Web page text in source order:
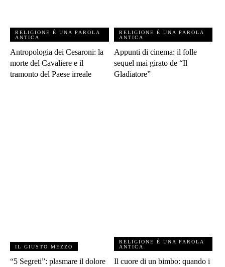
RELIGIONE È UNA PAROLA
ANTICA
Antropologia dei Cesaroni: la
morte del Cavaliere e il
tramonto del Paese irreale
RELIGIONE È UNA PAROLA
ANTICA
Appunti di cinema: il folle
sequel mai girato de “Il
Gladiatore”
IL GIUSTO MEZZO
“5 Segreti”: plasmare il dolore
RELIGIONE È UNA PAROLA
ANTICA
Il cuore di un bimbo: quando i